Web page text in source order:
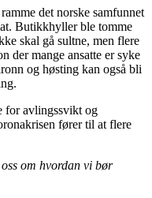
det norske samfunnet
Butikkhyller ble tomme
skal gå sultne, men flere
der mange ansatte er syke
og høsting kan også bli
for avlingssvikt og
fører til at flere
om hvordan vi bør